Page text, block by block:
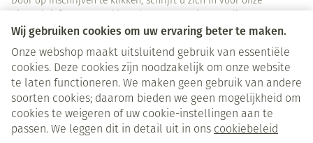
Wij gebruiken cookies om uw ervaring beter te maken.
Onze webshop maakt uitsluitend gebruik van essentiële
cookies. Deze cookies zijn noodzakelijk om onze website
te laten functioneren. We maken geen gebruik van andere
soorten cookies; daarom bieden we geen mogelijkheid om
cookies te weigeren of uw cookie-instellingen aan te
passen. We leggen dit in detail uit in ons cookiebeleid
Juridische links